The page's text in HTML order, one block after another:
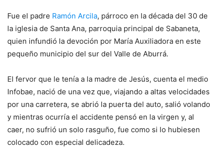
Fue el padre Ramón Arcila, párroco en la década del 30 de
la iglesia de Santa Ana, parroquia principal de Sabaneta,
quien infundió la devoción por María Auxiliadora en este
pequeño municipio del sur del Valle de Aburrá.
El fervor que le tenía a la madre de Jesús, cuenta el medio
Infobae, nació de una vez que, viajando a altas velocidades
por una carretera, se abrió la puerta del auto, salió volando
y mientras ocurría el accidente pensó en la virgen y, al
caer, no sufrió un solo rasguño, fue como si lo hubiesen
colocado con especial delicadeza.